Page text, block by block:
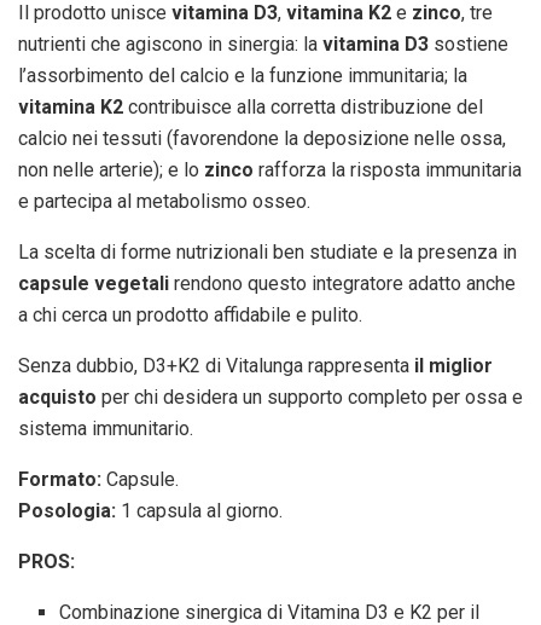
Il prodotto unisce vitamina D3, vitamina K2 e zinco, tre
nutrienti che agiscono in sinergia: la vitamina D3 sostiene
l’assorbimento del calcio e la funzione immunitaria; la
vitamina K2 contribuisce alla corretta distribuzione del
calcio nei tessuti (favorendone la deposizione nelle ossa,
non nelle arterie); e lo zinco rafforza la risposta immunitaria
e partecipa al metabolismo osseo.
La scelta di forme nutrizionali ben studiate e la presenza in
capsule vegetali rendono questo integratore adatto anche
a chi cerca un prodotto affidabile e pulito.
Senza dubbio, D3+K2 di Vitalunga rappresenta il miglior
acquisto per chi desidera un supporto completo per ossa e
sistema immunitario.
Formato: Capsule.
Posologia: 1 capsula al giorno.
PROS:
Combinazione sinergica di Vitamina D3 e K2 per il